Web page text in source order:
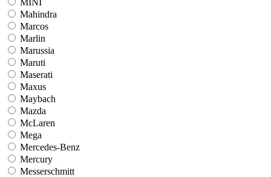
Mahindra
Marcos
Marlin
Marussia
Maruti
Maserati
Maxus
Maybach
Mazda
McLaren
Mega
Mercedes-Benz
Mercury
Messerschmitt